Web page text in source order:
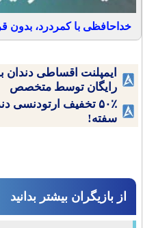
خداحافظی با کمردرد، بدون
ایمپلنت اقساطی دندان
رایگان توسط متخصص
۵۰٪ تخفیف ارتودنسی
سفته!
از بازیگران بیشتر بدانید